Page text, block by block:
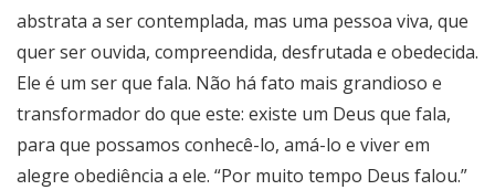
abstrata a ser contemplada, mas uma pessoa viva, que
quer ser ouvida, compreendida, desfrutada e obedecida.
Ele é um ser que fala. Não há fato mais grandioso e
transformador do que este: existe um Deus que fala,
para que possamos conhecê-lo, amá-lo e viver em
alegre obediência a ele. “Por muito tempo Deus falou.”